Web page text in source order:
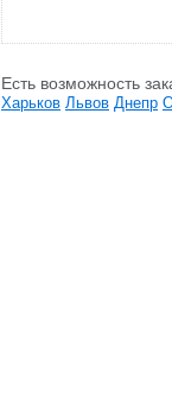
Есть возможность
Харьков Львов Днепр